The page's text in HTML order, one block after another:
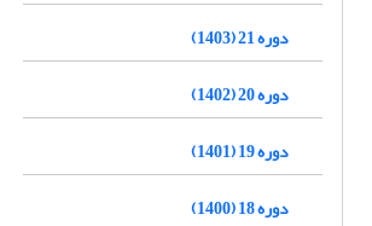
دوره 21 (1403)
دوره 20 (1402)
دوره 19 (1401)
دوره 18 (1400)